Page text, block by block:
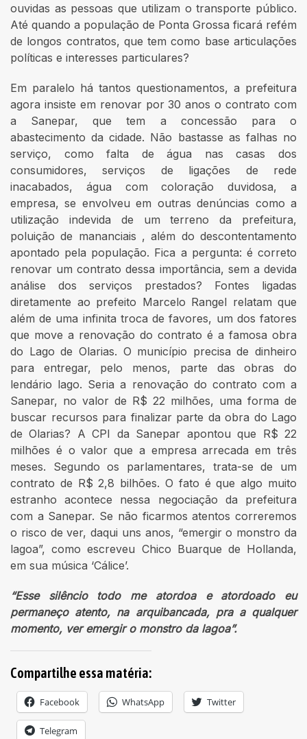
ouvidas as pessoas que utilizam o transporte público.
Até quando a população de Ponta Grossa ficará refém
de longos contratos, que tem como base articulações
políticas e interesses particulares?
Em paralelo há tantos questionamentos, a prefeitura
agora insiste em renovar por 30 anos o contrato com
a Sanepar, que tem a concessão para o
abastecimento da cidade. Não bastasse as falhas no
serviço, como falta de água nas casas dos
consumidores, serviços de ligações de rede
inacabados, água com coloração duvidosa, a
empresa, se envolveu em outras denúncias como a
utilização indevida de um terreno da prefeitura,
poluição de mananciais , além do descontentamento
apontado pela população. Fica a pergunta: é correto
renovar um contrato dessa importância, sem a devida
análise dos serviços prestados? Fontes ligadas
diretamente ao prefeito Marcelo Rangel relatam que
além de uma infinita troca de favores, um dos fatores
que move a renovação do contrato é a famosa obra
do Lago de Olarias. O município precisa de dinheiro
para entregar, pelo menos, parte das obras do
lendário lago. Seria a renovação do contrato com a
Sanepar, no valor de R$ 22 milhões, uma forma de
buscar recursos para finalizar parte da obra do Lago
de Olarias? A CPI da Sanepar apontou que R$ 22
milhões é o valor que a empresa arrecada em três
meses. Segundo os parlamentares, trata-se de um
contrato de R$ 2,8 bilhões. O fato é que algo muito
estranho acontece nessa negociação da prefeitura
com a Sanepar. Se não ficarmos atentos correremos
o risco de ver, daqui uns anos, “emergir o monstro da
lagoa”, como escreveu Chico Buarque de Hollanda,
em sua música ‘Cálice’.
“Esse silêncio todo me atordoa e atordoado eu
permaneço atento, na arquibancada, pra a qualquer
momento, ver emergir o monstro da lagoa”.
Compartilhe essa matéria:
Facebook WhatsApp Twitter
Telegram